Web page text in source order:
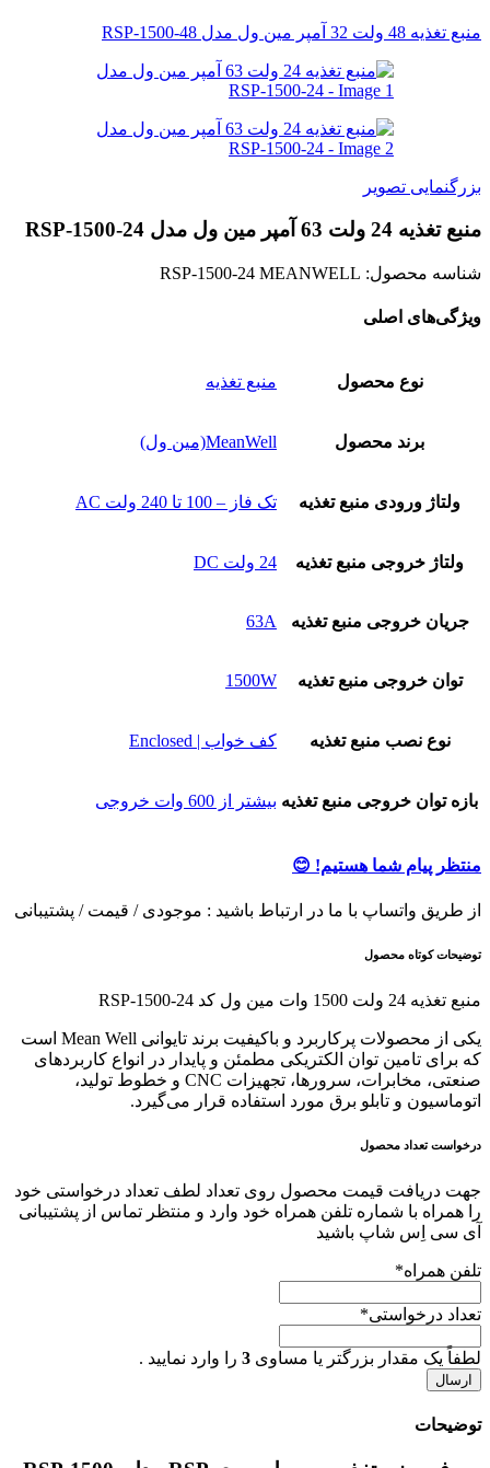
منبع تغذیه 48 ولت 32 آمپر مین ول مدل RSP-1500-48
بزرگنمایی تصویر
منبع تغذیه 24 ولت 63 آمپر مین ول مدل RSP-1500-24
شناسه محصول: RSP-1500-24 MEANWELL
ویژگی‌های اصلی
نوع محصول منبع تغذیه
برند محصول MeanWell(مین ول)
ولتاژ ورودی منبع تغذیه تک فاز – 100 تا 240 ولت AC
ولتاژ خروجی منبع تغذیه 24 ولت DC
جریان خروجی منبع تغذیه 63A
توان خروجی منبع تغذیه 1500W
نوع نصب منبع تغذیه کف خواب | Enclosed
بازه توان خروجی منبع تغذیه بیشتر از 600 وات خروجی
منتظر پیام شما هستیم! 😊
از طریق واتساپ با ما در ارتباط باشید : موجودی / قیمت / پشتیبانی
توضیحات کوتاه محصول
منبع تغذیه 24 ولت 1500 وات مین ول کد RSP-1500-24
یکی از محصولات پرکاربرد و باکیفیت برند تایوانی Mean Well است
که برای تامین توان الکتریکی مطمئن و پایدار در انواع کاربردهای
صنعتی، مخابرات، سرورها، تجهیزات CNC و خطوط تولید،
اتوماسیون و تابلو برق مورد استفاده قرار می‌گیرد.
درخواست تعداد محصول
جهت دریافت قیمت محصول روی تعداد لطف تعداد درخواستی خود
را همراه با شماره تلفن همراه خود وارد و منتظر تماس از پشتیبانی
آی سی اِس شاپ باشید
تلفن همراه*
تعداد درخواستی*
لطفاً یک مقدار بزرگتر یا مساوی 3 را وارد نمایید .
توضیحات